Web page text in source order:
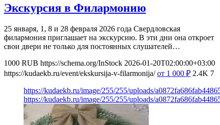
Экскурсия в Филармонию
25 января, 1, 8 и 28 февраля 2026 года Свердловская
филармония приглашает на экскурсию. В эти дни она откроет
свои двери не только для постоянных слушателей…
1000 RUB https://schema.org/InStock 2026-01-20T02:00:00+03:00
https://kudaekb.ru/event/ekskursija-v-filarmonija/ от 1 000 ₽ 2.4K 7
https://kudaekb.ru/image/255/255/uploads/
https://kudaekb.ru/image/255/255/uploads/